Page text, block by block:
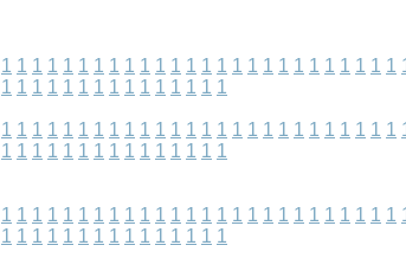
1 1 1 1 1 1 1 1 1 1 1 1 1 1 1 1 1 1 1 1 1 1 1 1 1 1
1 1 1 1 1 1 1 1 1 1 1 1 1 1 1
1 1 1 1 1 1 1 1 1 1 1 1 1 1 1 1 1 1 1 1 1 1 1 1 1 1
1 1 1 1 1 1 1 1 1 1 1 1 1 1 1
1 1 1 1 1 1 1 1 1 1 1 1 1 1 1 1 1 1 1 1 1 1 1 1 1 1
1 1 1 1 1 1 1 1 1 1 1 1 1 1 1